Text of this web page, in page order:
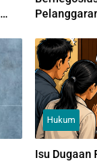
Kayuboko
PETI
Hukum
Isu Dugaan